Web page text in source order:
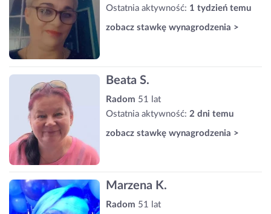
Ostatnia aktywność: 1 tydzień temu
zobacz stawkę wynagrodzenia >
Beata S.
Radom 51 lat
Ostatnia aktywność: 2 dni temu
zobacz stawkę wynagrodzenia >
Marzena K.
Radom 51 lat